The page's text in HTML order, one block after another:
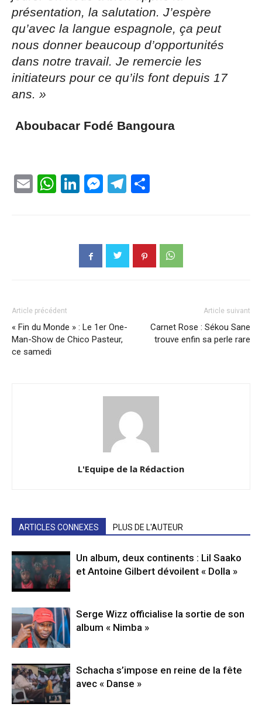
présentation, la salutation. J’espère
qu’avec la langue espagnole, ça peut
nous donner beaucoup d’opportunités
dans notre travail. Je remercie les
initiateurs pour ce qu’ils font depuis 17
ans. »
Aboubacar Fodé Bangoura
EmailWhatsApp
LinkedIn
Messenger
Telegram
Article précédent
« Fin du Monde » : Le 1er One-
Man-Show de Chico Pasteur,
ce samedi
Article suivant
Carnet Rose : Sékou Sane
trouve enfin sa perle rare
L'Equipe de la Rédaction
ARTICLES CONNEXES PLUS DE L'AUTEUR
Un album, deux continents : Lil Saako
et Antoine Gilbert dévoilent « Dolla »
Serge Wizz officialise la sortie de son
album « Nimba »
Schacha s’impose en reine de la fête
avec « Danse »